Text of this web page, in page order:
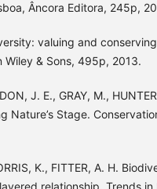
Âncora Editora, 245p,
valuing and
Wiley & Sons, 495p, 2013.
J. E., GRAY, M.,
Nature’s Stage.
K., FITTER, A. H.